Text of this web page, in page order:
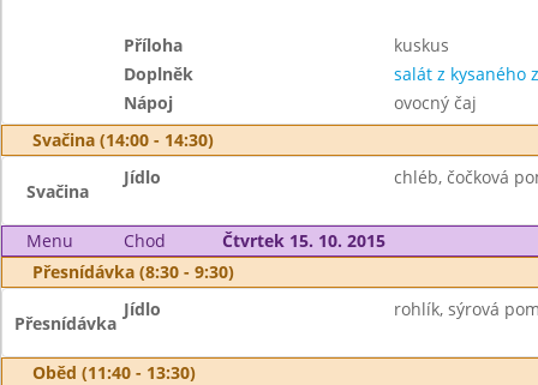
Příloha
kuskus
Doplněk
salát z kysaného
Nápoj
ovocný čaj
Svačina (14:00 - 14:30)
Svačina
Jídlo chléb, čočková
Menu Chod
Čtvrtek 15. 10. 2015
Přesnídávka (8:30 - 9:30)
Přesnídávka
Jídlo rohlík, sýrová
Oběd (11:40 - 13:30)